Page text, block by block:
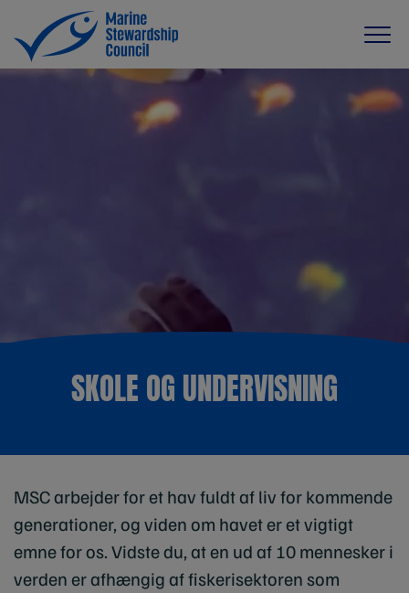
SKOLE OG UNDERVISNING
MSC arbejder for et hav fuldt af liv for kommende
generationer, og viden om havet er et vigtigt
emne for os. Vidste du, at en ud af 10 mennesker i
verden er afhængig af fiskerisektoren som